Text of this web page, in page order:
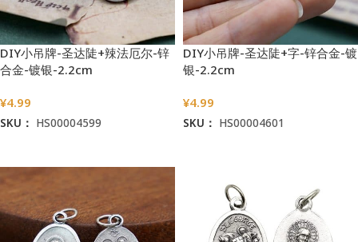
DIY小吊牌-圣达陡+辣法厄尔-锌
合金-镀银-2.2cm
¥4.99
SKU： HS00004599
DIY小吊牌-圣达陡+字-锌合金-镀
银-2.2cm
¥4.99
SKU： HS00004601